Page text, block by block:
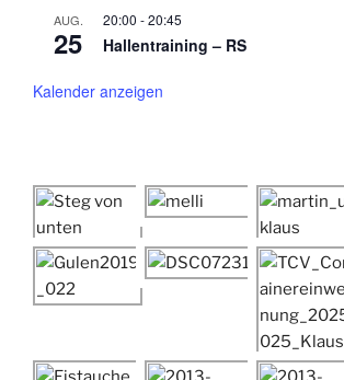
AUG.
25
20:00 -20:45
Hallentraining – RS
Kalender anzeigen